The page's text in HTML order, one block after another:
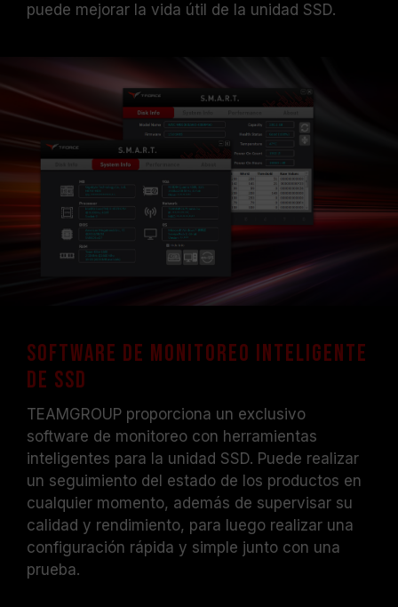
puede mejorar la vida útil de la unidad SSD.
Software de monitoreo inteligente
de SSD
TEAMGROUP proporciona un exclusivo
software de monitoreo con herramientas
inteligentes para la unidad SSD. Puede realizar
un seguimiento del estado de los productos en
cualquier momento, además de supervisar su
calidad y rendimiento, para luego realizar una
configuración rápida y simple junto con una
prueba.